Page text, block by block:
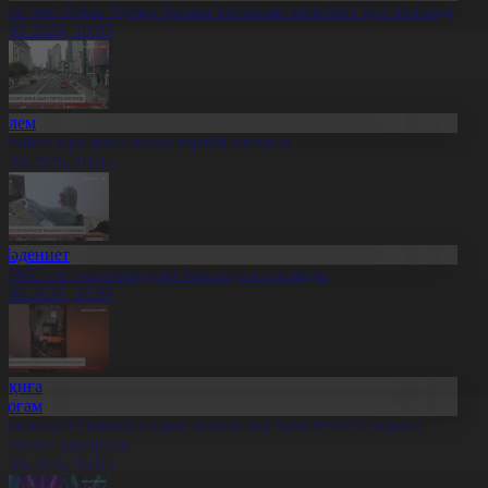
мен Оман Ормұз бұғазы бойынша келісімге қол жеткізді
10:05
кіру және шығу тәртібі өзгереді
10:05
тегі миллиардтар бақылауға алынады
10:05
коммуналдық мекемелер күшейтілген жұмыс
көшірілді
10:05